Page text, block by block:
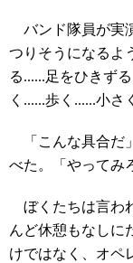
バンド隊員が実
つりそうになるよ
る......足をひきず
く......歩く......小さ
「こんな具合だ
べた。「やってみ
ぼくたちは言わ
んど休憩もなしに
けではなく、オペ